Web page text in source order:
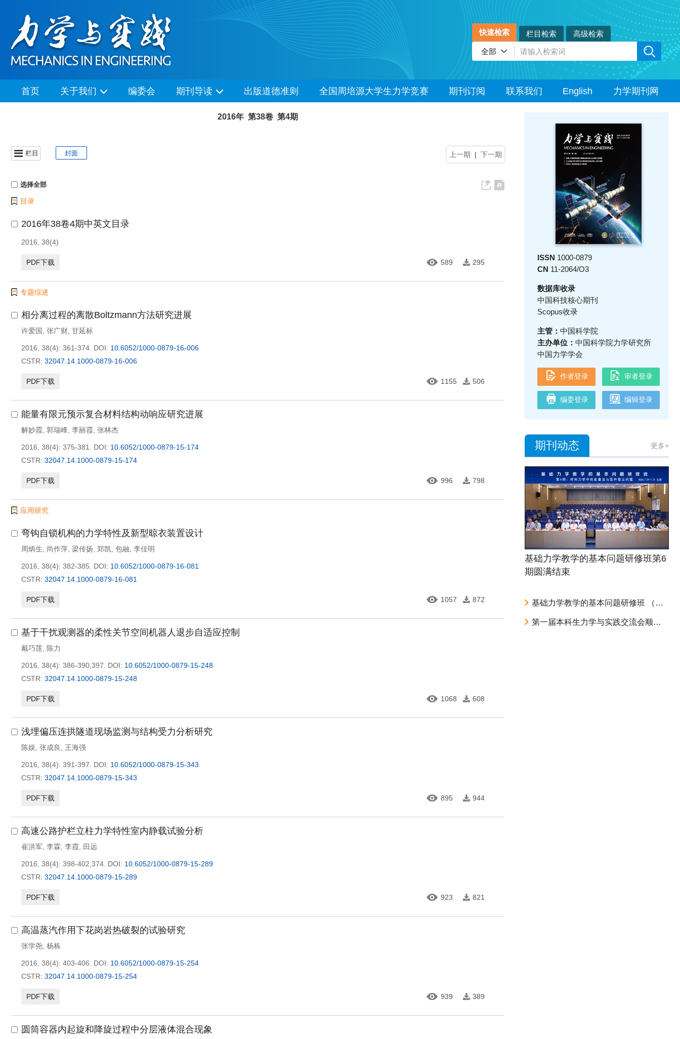
快速检索 栏目检索 高级检索
首页 关于我们 编委会 期刊导读 出版道德准则 全国周培源大学生力学竞赛 期刊订阅 联系我们 English 力学期刊网
2016年 第38卷 第4期
上一期 | 下一期
栏目 封面
选择全部
目录
2016年38卷4期中英文目录
2016, 38(4)
PDF下载 589 295
专题综述
相分离过程的离散Boltzmann方法研究进展
许爱国 张广财 甘延标
2016, 38(4): 361-374. DOI: 10.6052/1000-0879-16-006
CSTR: 32047.14.1000-0879-16-006
PDF下载 1155 506
能量有限元预示复合材料结构动响应研究进展
解妙霞 郭瑞峰 李丽霞 张林杰
2016, 38(4): 375-381. DOI: 10.6052/1000-0879-15-174
CSTR: 32047.14.1000-0879-15-174
PDF下载 996 798
应用研究
弯钩自锁机构的力学特性及新型晾衣装置设计
周炳生 尚作萍 梁传扬 郑凯 包融 李佳明
2016, 38(4): 382-385. DOI: 10.6052/1000-0879-16-081
CSTR: 32047.14.1000-0879-16-081
PDF下载 1057 872
基于干扰观测器的柔性关节空间机器人退步自适应控制
戴巧莲 陈力
2016, 38(4): 386-390,397. DOI: 10.6052/1000-0879-15-248
CSTR: 32047.14.1000-0879-15-248
PDF下载 1068 608
浅埋偏压连拱隧道现场监测与结构受力分析研究
陈娱 张成良 王海强
2016, 38(4): 391-397. DOI: 10.6052/1000-0879-15-343
CSTR: 32047.14.1000-0879-15-343
PDF下载 895 944
高速公路护栏立柱力学特性室内静载试验分析
崔洪军 李霖 李霞 田远
2016, 38(4): 398-402,374. DOI: 10.6052/1000-0879-15-289
CSTR: 32047.14.1000-0879-15-289
PDF下载 923 821
高温蒸汽作用下花岗岩热破裂的试验研究
张学尧 杨栋
2016, 38(4): 403-406. DOI: 10.6052/1000-0879-15-254
CSTR: 32047.14.1000-0879-15-254
PDF下载 939 389
圆筒容器内起旋和降旋过程中分层液体混合现象
ISSN 1000-0879
CN 11-2064/O3
数据库收录
中国科技核心期刊
Scopus收录
主管： 中国科学院
主办单位： 中国科学院力学研究所
中国力学学会
作者登录 审者登录
编委登录 编辑登录
期刊动态 更多+
基础力学教学的基本问题研修班第6
期圆满结束
基础力学教学的基本问题研修班 （第6期：材料力学中的能量法与压杆稳定问题） 第二轮通知
第一届本科生力学与实践交流会顺利召开